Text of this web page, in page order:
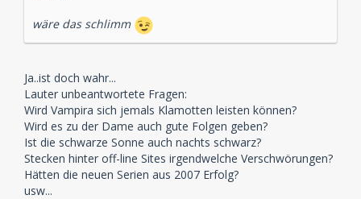
wäre das schlimm
Ja..ist doch wahr...
Lauter unbeantwortete Fragen:
Wird Vampira sich jemals Klamotten leisten können?
Wird es zu der Dame auch gute Folgen geben?
Ist die schwarze Sonne auch nachts schwarz?
Stecken hinter off-line Sites irgendwelche Verschwörungen?
Hätten die neuen Serien aus 2007 Erfolg?
usw...